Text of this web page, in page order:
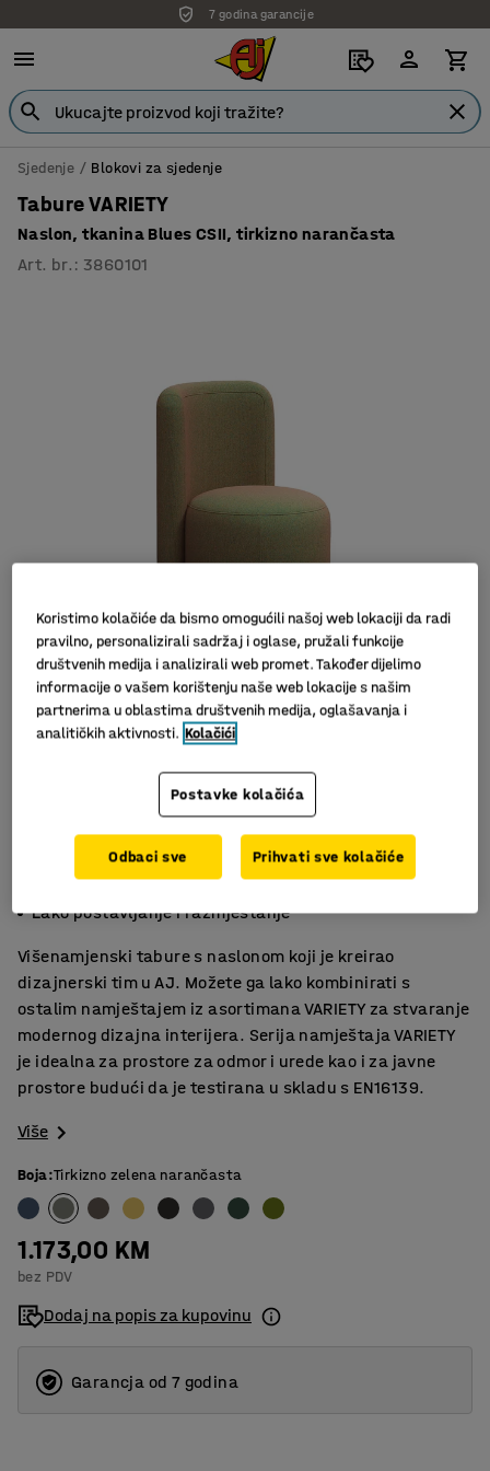
7 godina garancije
Sjedenje Blokovi za sjedenje
Tabure VARIETY
Naslon, tkanina Blues CSII, tirkizno narančasta
Art. br. : 3860101
Udoban, zaobljen naslon
Izdržljiv materijal
Lako postavljanje i razmještanje
Višenamjenski tabure s naslonom koji je kreirao
dizajnerski tim u AJ. Možete ga lako kombinirati s
ostalim namještajem iz asortimana VARIETY za stvaranje
modernog dizajna interijera. Serija namještaja VARIETY
je idealna za prostore za odmor i urede kao i za javne
prostore budući da je testirana u skladu s EN16139.
Više
Boja:Tirkizno zelena narančasta
1.173,00 KM
bez PDV
Dodaj na popis za kupovinu
Garancja od 7 godina
Koristimo kolačiće da bismo omogućili našoj web lokaciji da radi
pravilno, personalizirali sadržaj i oglase, pružali funkcije
društvenih medija i analizirali web promet. Također dijelimo
informacije o vašem korištenju naše web lokacije s našim
partnerima u oblastima društvenih medija, oglašavanja i
analitičkih aktivnosti. Kolačići
Postavke kolačića
Odbaci sve Prihvati sve kolačiće